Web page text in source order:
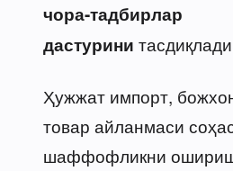
чора-тадбирлар
дастурини
Ҳужжат импорт,
товар айланмаси
шаффофликни